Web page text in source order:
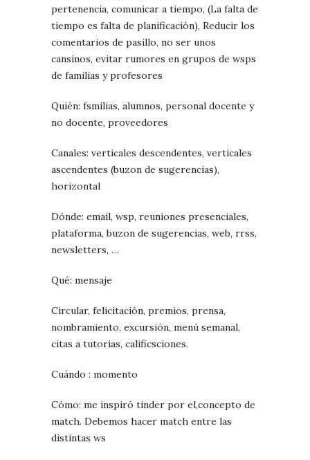
pertenencia, comunicar a tiempo, (La falta de
tiempo es falta de planificación), Reducir los
comentarios de pasillo, no ser unos
cansinos, evitar rumores en grupos de wsps
de familias y profesores
Quién: fsmilias, alumnos, personal docente y
no docente, proveedores
Canales: verticales descendentes, verticales
ascendentes (buzon de sugerencias),
horizontal
Dónde: email, wsp, reuniones presenciales,
plataforma, buzon de sugerencias, web, rrss,
newsletters, …
Qué: mensaje
Circular, felicitación, premios, prensa,
nombramiento, excursión, menú semanal,
citas a tutorias, calificsciones.
Cuándo : momento
Cómo: me inspiró tinder por el,concepto de
match. Debemos hacer match entre las
distintas ws